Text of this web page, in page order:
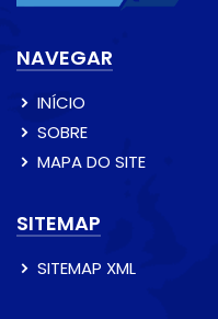
NAVEGAR
INÍCIO
SOBRE
MAPA DO SITE
SITEMAP
SITEMAP XML